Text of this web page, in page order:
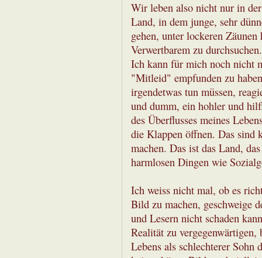
Wir leben also nicht nur in
Land, in dem junge, sehr
gehen, unter lockeren
Verwertbarem zu
Ich kann für mich noch nicht
"Mitleid" empfunden zu
irgendetwas tun müssen,
und dumm, ein hohler und
des Überflusses meines
die Klappen öffnen. Das sind
machen. Das ist das Land,
harmlosen Dingen wie
Ich weiss nicht mal, ob es
Bild zu machen, geschweige
und Lesern nicht schaden
Realität zu
Lebens als schlechterer Sohn